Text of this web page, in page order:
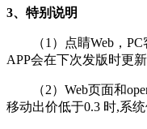
3、特别说明
（1）点睛Web，
APP会在下次发版时更新
（2）Web页面和
移动出价低于0.3 时,系统